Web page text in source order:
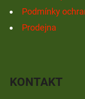
Podmínky
Prodejna
KONTAKT